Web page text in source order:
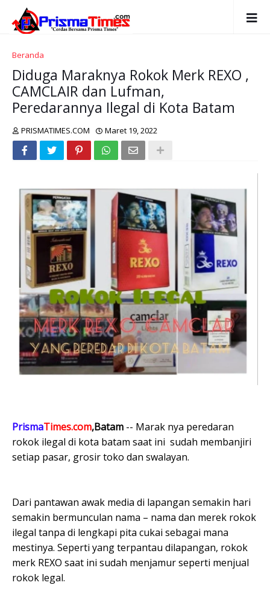
Beranda
Diduga Maraknya Rokok Merk REXO ,
CAMCLAIR dan Lufman,
Peredarannya Ilegal di Kota Batam
PRISMATIMES.COM Maret 19, 2022
PrismaTimes.com,Batam -- Marak nya peredaran
rokok ilegal di kota batam saat ini sudah membanjiri
setiap pasar, grosir toko dan swalayan.
Dari pantawan awak media di lapangan semakin hari
semakin bermunculan nama – nama dan merek rokok
ilegal tanpa di lengkapi pita cukai sebagai mana
mestinya. Seperti yang terpantau dilapangan, rokok
merk REXO saat ini sudah menjamur seperti menjual
rokok legal.